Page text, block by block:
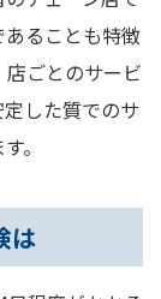
ることも特徴
ごとのサービ
した質でのサ
。
は